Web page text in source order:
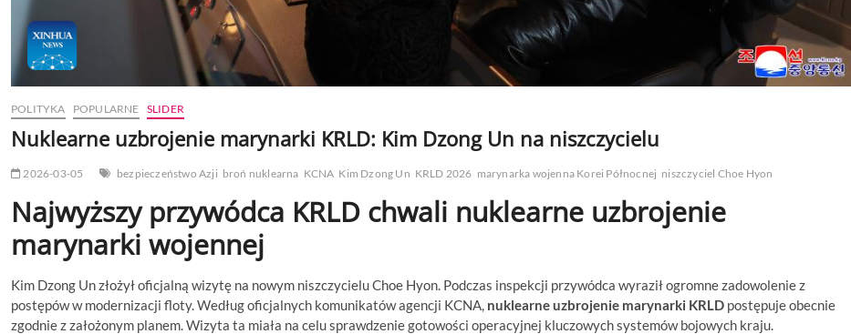
POLITYKA POPULARNE SLIDER
Nuklearne uzbrojenie marynarki KRLD: Kim Dzong Un na niszczycielu
2026-03-05 bezpieczeństwo Azji broń nuklearna KCNA Kim Dzong Un KRLD 2026 marynarka wojenna Korei Północnej niszczyciel Choe Hyon
Najwyższy przywódca KRLD chwali nuklearne uzbrojenie
marynarki wojennej
Kim Dzong Un złożył oficjalną wizytę na nowym niszczycielu Choe Hyon. Podczas inspekcji przywódca wyraził ogromne zadowolenie z
postępów w modernizacji floty. Według oficjalnych komunikatów agencji KCNA, nuklearne uzbrojenie marynarki KRLD postępuje obecnie
zgodnie z założonym planem. Wizyta ta miała na celu sprawdzenie gotowości operacyjnej kluczowych systemów bojowych kraju.